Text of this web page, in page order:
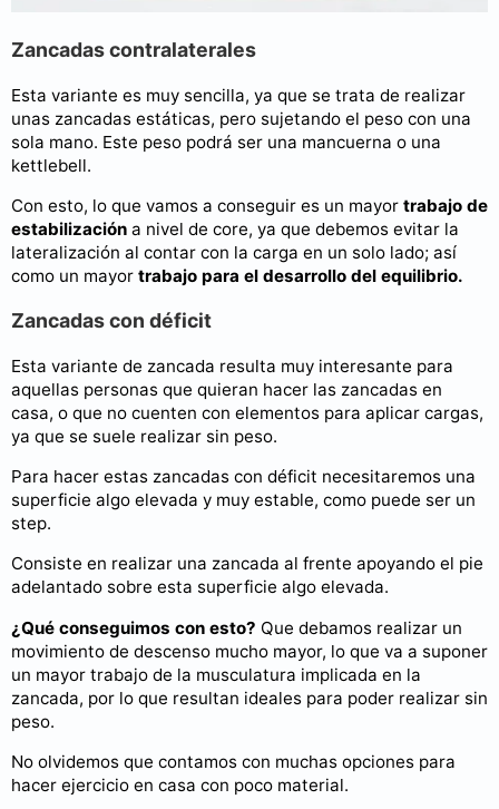
Zancadas contralaterales
Esta variante es muy sencilla, ya que se trata de realizar
unas zancadas estáticas, pero sujetando el peso con una
sola mano. Este peso podrá ser una mancuerna o una
kettlebell.
Con esto, lo que vamos a conseguir es un mayor trabajo de
estabilización a nivel de core, ya que debemos evitar la
lateralización al contar con la carga en un solo lado; así
como un mayor trabajo para el desarrollo del equilibrio.
Zancadas con déficit
Esta variante de zancada resulta muy interesante para
aquellas personas que quieran hacer las zancadas en
casa, o que no cuenten con elementos para aplicar cargas,
ya que se suele realizar sin peso.
Para hacer estas zancadas con déficit necesitaremos una
superficie algo elevada y muy estable, como puede ser un
step.
Consiste en realizar una zancada al frente apoyando el pie
adelantado sobre esta superficie algo elevada.
¿Qué conseguimos con esto? Que debamos realizar un
movimiento de descenso mucho mayor, lo que va a suponer
un mayor trabajo de la musculatura implicada en la
zancada, por lo que resultan ideales para poder realizar sin
peso.
No olvidemos que contamos con muchas opciones para
hacer ejercicio en casa con poco material.